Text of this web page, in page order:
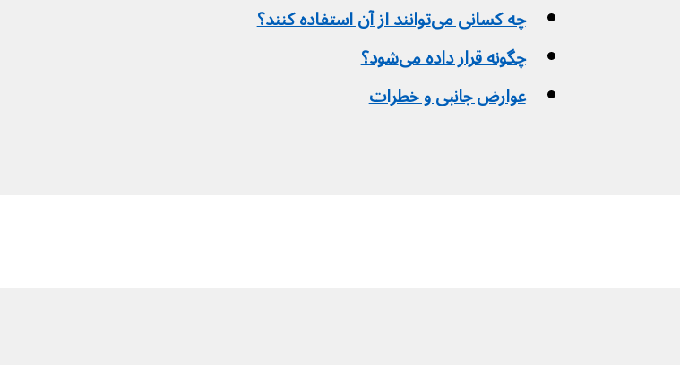
چه کسانی می‌توانند از آن استفاده کنند؟
چگونه قرار داده می‌شود؟
عوارض جانبی و خطرات